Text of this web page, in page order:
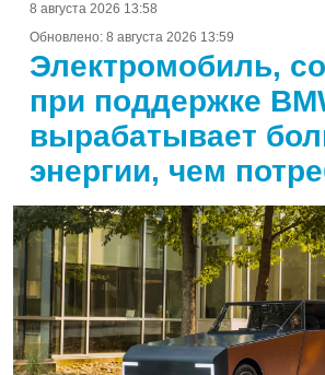
8 августа 2026 13:58
Обновлено: 8 августа 2026 13:59
Электромобиль,
при поддержке
вырабатывает
энергии, чем